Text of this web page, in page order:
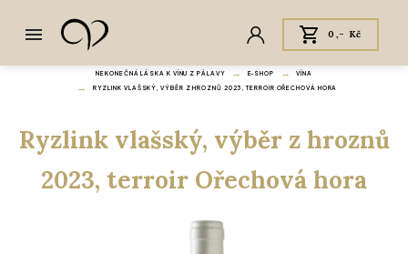
0,- Kč
NEKONEČNÁ LÁSKA K VÍNU Z PÁLAVY E‑SHOP VÍNA
RYZLINK VLAŠSKÝ, VÝBĚR Z HROZNŮ 2023, TERROIR OŘECHOVÁ HORA
Ryzlink vlašský, výběr z hroznů
2023, terroir Ořechová hora